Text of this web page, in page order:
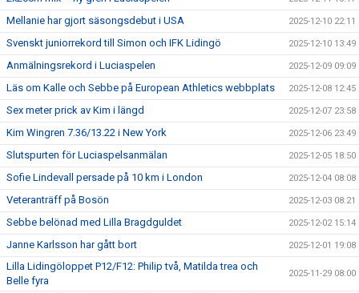
Mellanie har gjort säsongsdebut i USA 2025-12-10 22:11
Svenskt juniorrekord till Simon och IFK Lidingö 2025-12-10 13:49
Anmälningsrekord i Luciaspelen 2025-12-09 09:09
Läs om Kalle och Sebbe på European Athletics webbplats 2025-12-08 12:45
Sex meter prick av Kim i längd 2025-12-07 23:58
Kim Wingren 7.36/13.22 i New York 2025-12-06 23:49
Slutspurten för Luciaspelsanmälan 2025-12-05 18:50
Sofie Lindevall persade på 10 km i London 2025-12-04 08:08
Veteranträff på Bosön 2025-12-03 08:21
Sebbe belönad med Lilla Bragdguldet 2025-12-02 15:14
Janne Karlsson har gått bort 2025-12-01 19:08
Lilla Lidingöloppet P12/F12: Philip två, Matilda trea och
Belle fyra
2025-11-29 08:00